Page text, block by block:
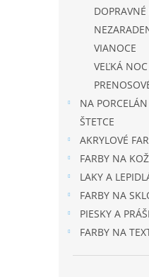
VIANOCE
VEĽKÁ NOC
NA PORCELÁN
ŠTETCE
AKRYLOVÉ
FARBY NA
LAKY A
FARBY NA
PIESKY A
FARBY NA